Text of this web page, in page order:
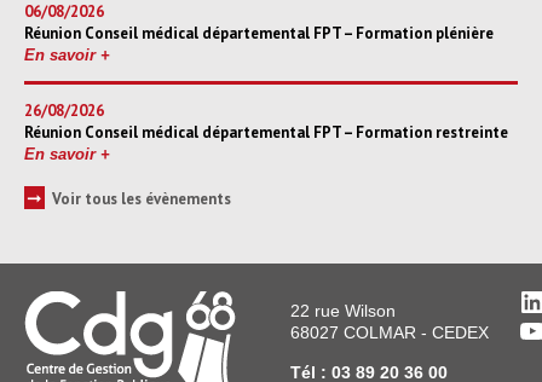
06/08/2026
Réunion Conseil médical départemental FPT – Formation plénière
En savoir +
26/08/2026
Réunion Conseil médical départemental FPT – Formation restreinte
En savoir +
➞ Voir tous les évènements
22 rue Wilson
68027 COLMAR - CEDEX
Tél : 03 89 20 36 00